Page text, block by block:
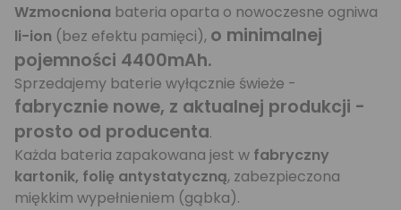
Wzmocniona bateria oparta o nowoczesne ogniwa
li-ion (bez efektu pamięci), o minimalnej
pojemności 4400mAh.
Sprzedajemy baterie wyłącznie świeże -
fabrycznie nowe, z aktualnej produkcji -
prosto od producenta.
Każda bateria zapakowana jest w fabryczny
kartonik, folię antystatyczną, zabezpieczona
miękkim wypełnieniem (gąbka).